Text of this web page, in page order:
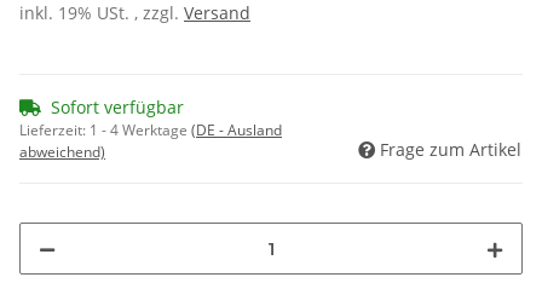
inkl. 19% USt. , zzgl. Versand
Sofort verfügbar
Lieferzeit: 1 - 4 Werktage (DE - Ausland
abweichend)
Frage zum Artikel